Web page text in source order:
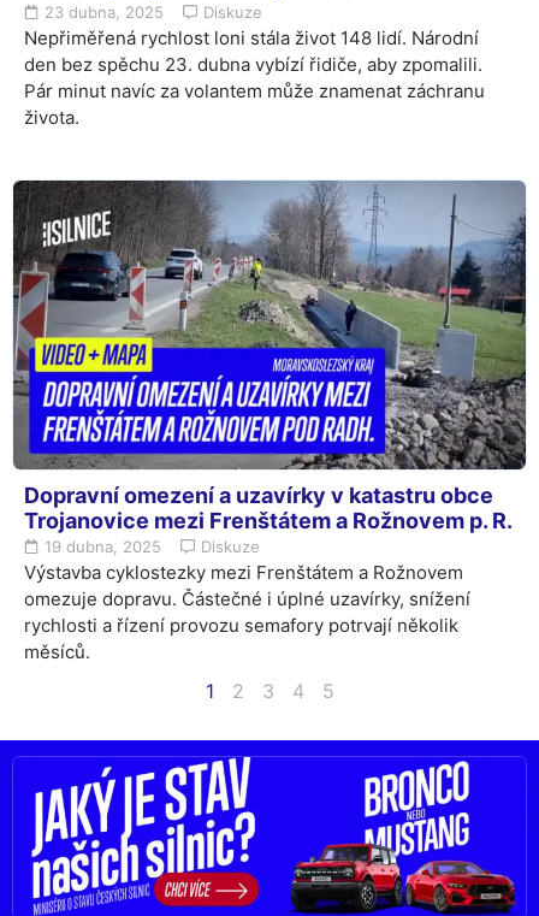
23 dubna, 2025 Diskuze
Nepřiměřená rychlost loni stála život 148 lidí. Národní
den bez spěchu 23. dubna vybízí řidiče, aby zpomalili.
Pár minut navíc za volantem může znamenat záchranu
života.
Dopravní omezení a uzavírky v katastru obce
Trojanovice mezi Frenštátem a Rožnovem p. R.
19 dubna, 2025 Diskuze
Výstavba cyklostezky mezi Frenštátem a Rožnovem
omezuje dopravu. Částečné i úplné uzavírky, snížení
rychlosti a řízení provozu semafory potrvají několik
měsíců.
1 2 3 4 5